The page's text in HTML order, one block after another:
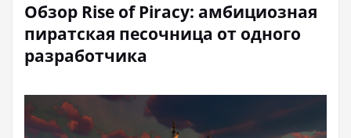
Обзор Rise of Piracy: амбициозная
пиратская песочница от одного
разработчика